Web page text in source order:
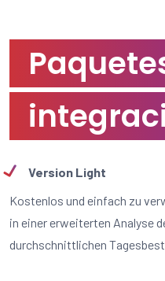
Version Light
Kostenlos und einfach zu
in einer erweiterten Analyse
durchschnittlichen